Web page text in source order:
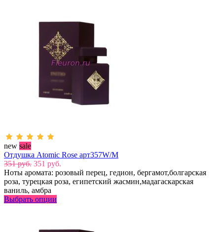
new sale
Отдушка Atomic Rose арт357W/M
351 руб. 351 руб.
Ноты аромата: розовый перец, гедион, бергамот,болгарская
роза, турецкая роза, египетский жасмин,мадагаскарская
ваниль, амбра
Выбрать опции